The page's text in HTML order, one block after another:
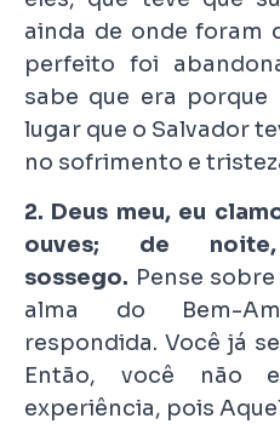
ainda de onde foram
perfeito foi
sabe que era porque
lugar que o Salvador
no sofrimento e
2. Deus meu, eu
ouves; de
sossego. Pense
alma do Bem-
respondida. Você já
Então, você não
experiência, pois